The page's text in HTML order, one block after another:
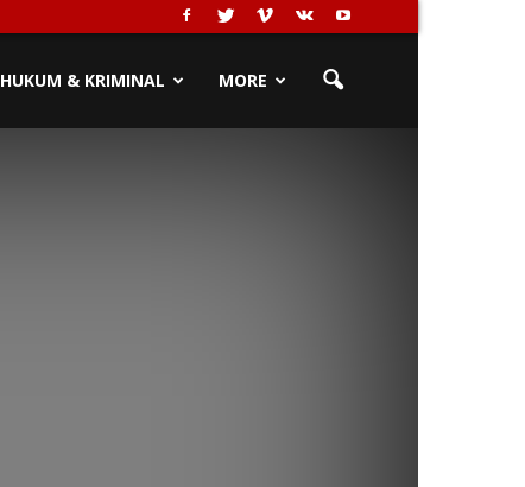
HUKUM & KRIMINAL MORE